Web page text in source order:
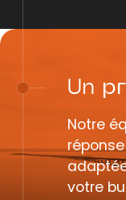
Un
Notre
votre